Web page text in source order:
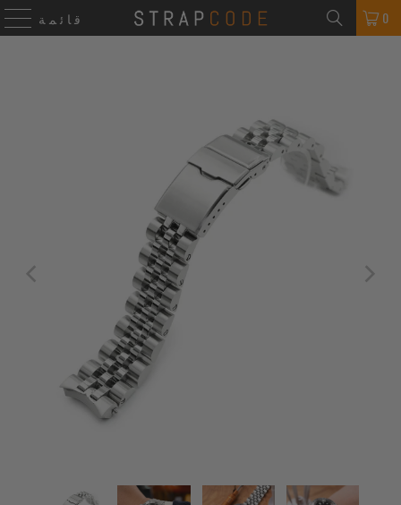
قائمة 0